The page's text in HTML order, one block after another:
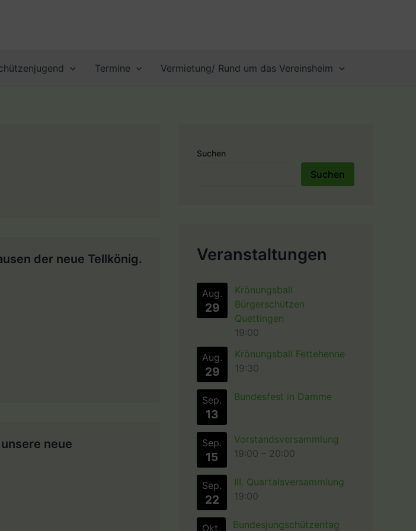
Termine Vermietung/ Rund um das Vereinsheim
der neue Tellkönig.
neue
Suchen
Suchen
Veranstaltungen
Aug.
29
Krönungsball
Bürgerschützen
Quettingen
19:00
Aug.
29
Krönungsball Fettehenne
19:30
Sep.
13
Bundesfest in Damme
Sep.
15
Vorstandsversammlung
19:00 – 20:00
Sep.
22
III. Quartalsversammlung
19:00
Okt. Bundesjungschützentag